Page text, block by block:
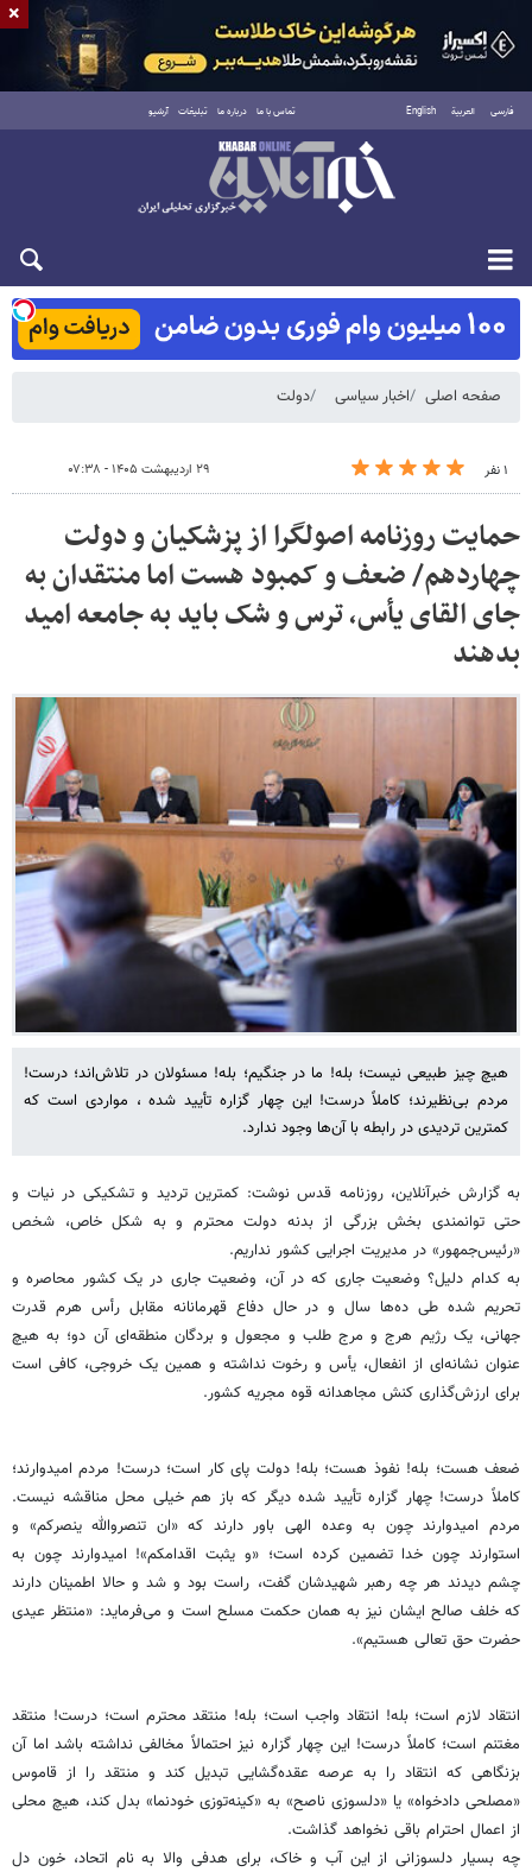
فارسی العربية English تماس با ما درباره ما تبلیغات آرشیو
شنبه ۱۷ مرداد ۱۴۰۵
صفحه اصلی اخبار سیاسی دولت
۱ نفر ۲۹ اردیبهشت ۱۴۰۵ - ۰۷:۳۸
حمایت روزنامه اصولگرا از پزشکیان و دولت
چهاردهم/ ضعف و کمبود هست اما منتقدان به
جای القای یأس، ترس و شک باید به جامعه امید
بدهند
هیچ چیز طبیعی نیست؛ بله! ما در جنگیم؛ بله! مسئولان در تلاش‌اند؛ درست!
مردم بی‌نظیرند؛ کاملاً درست! این چهار گزاره تأیید شده ، مواردی است که
کمترین تردیدی در رابطه با آن‌ها وجود ندارد.
به گزارش خبرآنلاین، روزنامه قدس نوشت: کمترین تردید و تشکیکی در نیات و
حتی توانمندی بخش بزرگی از بدنه دولت محترم و به شکل خاص، شخص
«رئیس‌جمهور» در مدیریت اجرایی کشور نداریم.
به کدام دلیل؟ وضعیت جاری که در آن، وضعیت جاری در یک کشور محاصره و
تحریم شده طی ده‌ها سال و در حال دفاع قهرمانانه مقابل رأس هرم قدرت
جهانی، یک رژیم هرج و مرج طلب و مجعول و بردگان منطقه‌ای آن دو؛ به هیچ
عنوان نشانه‌ای از انفعال، یأس و رخوت نداشته و همین یک خروجی، کافی است
برای ارزش‌گذاری کنش مجاهدانه قوه مجریه کشور.
ضعف هست؛ بله! نفوذ هست؛ بله! دولت پای کار است؛ درست! مردم امیدوارند؛
کاملاً درست! چهار گزاره تأیید شده دیگر که باز هم خیلی محل مناقشه نیست.
مردم امیدوارند چون به وعده الهی باور دارند که «ان ‌تنصروالله ینصرکم» و
استوارند چون خدا تضمین کرده است؛ «و یثبت اقدامکم»! امیدوارند چون به
چشم دیدند هر چه رهبر شهیدشان گفت، راست بود و شد و حالا اطمینان دارند
که خلف صالح ایشان نیز به همان حکمت مسلح است و می‌فرماید: «منتظر عیدی
حضرت حق تعالی هستیم».
انتقاد لازم است؛ بله! انتقاد واجب است؛ بله! منتقد محترم است؛ درست! منتقد
مغتنم است؛ کاملاً درست! این چهار گزاره نیز احتمالاً مخالفی نداشته باشد اما آن
بزنگاهی که انتقاد را به عرصه عقده‌گشایی تبدیل کند و منتقد را از قاموس
«مصلحی دادخواه» یا «دلسوزی ناصح» به «کینه‌توزی خودنما» بدل کند، هیچ محلی
از اعمال احترام باقی نخواهد گذاشت.
چه بسیار دلسوزانی از این آب و خاک، برای هدفی والا به نام اتحاد، خون دل
×